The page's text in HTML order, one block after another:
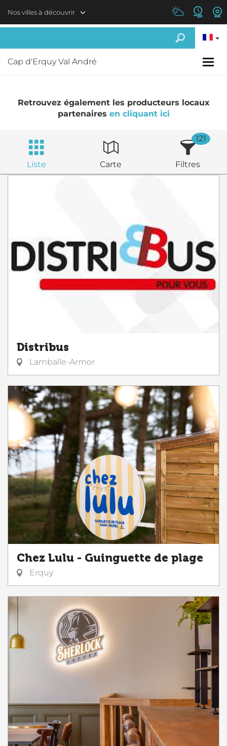
Nos villes à découvrir
Cap d'Erquy Val André
Retrouvez également les producteurs locaux
partenaires en cliquant ici
Liste Carte Filtres
121
Distribus
Lamballe-Armor
Chez Lulu - Guinguette de plage
Erquy